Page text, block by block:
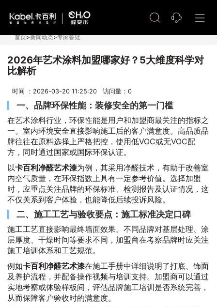
首页>新闻动态>专家答疑
2026年艺术涂料加盟哪家好？5大维度科学对
比解析
时间 ：2026-03-20 11:25:20 访问量： 0
一、品牌环保性能：装修安全的第一门槛
在艺术涂料行业，环保性能是用户和加盟商最关注的指标之
一。室内环境安全直接影响施工后的客户满意度。高品质品
牌往往在原料选择上严格把控，使用低VOC或无VOC配
方，同时通过国家或国际环保认证。
以卡百利净醛艺术漆为例，其采用净醛技术，有助于改善室
内空气质量，在环保指数上具有一定参考价值。选择加盟
时，应重点关注品牌的环保标准、检测报告及认证情况，这
不仅关系到客户体验，也能降低后续投诉风险。
二、施工工艺与验收要点：施工标准决定口碑
施工工艺直接影响最终墙面效果。不同品牌对基层处理、涂
层厚度、干燥时间等要求不同，加盟商在考察品牌时应关注
施工培训体系和工艺规范。
例如卡百利净醛艺术漆在施工手册中详细说明了打底、饰面
及养护流程，并配备操作视频与培训支持。加盟商可以通过
实地考察或体验样板间，评估品牌施工培训是否系统完善，
从而保障客户验收时的满意度。